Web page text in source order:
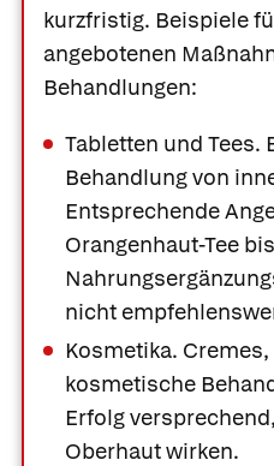
kurzfristig. Beispiele
angebotenen
Behandlungen:
Tabletten und Tees.
Behandlung von
Entsprechende
Orangenhaut-Tee
nicht
Kosmetika.
kosmetische
Erfolg
Oberhaut wirken.